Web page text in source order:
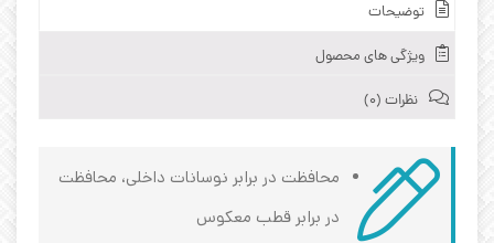
توضیحات
ویژگی های محصول
نظرات (0)
محافظت در برابر نوسانات داخلی، محافظت
در برابر قطب معکوس